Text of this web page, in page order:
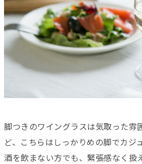
脚つきのワイングラスは気取った雰
ど、こちらはしっかりめの脚でカジ
酒を飲まない方でも、緊張感なく扱